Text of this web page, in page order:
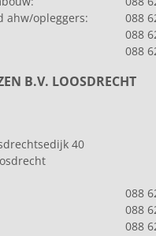
ahw/opleggers:
088
088
088
B.V. LOOSDRECHT
40
088
088
088